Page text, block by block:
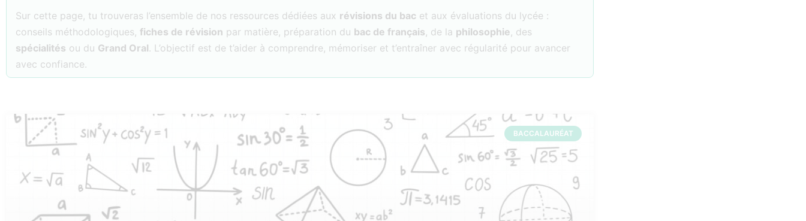
Sur cette page, tu trouveras l’ensemble de nos ressources dédiées aux révisions du bac et aux évaluations du lycée :
conseils méthodologiques, fiches de révision par matière, préparation du bac de français, de la philosophie, des
spécialités ou du Grand Oral. L’objectif est de t’aider à comprendre, mémoriser et t’entraîner avec régularité pour avancer
avec confiance.
BACCALAURÉAT